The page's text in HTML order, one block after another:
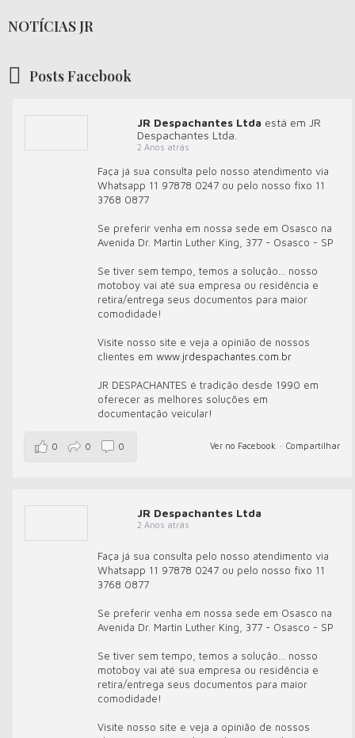
NOTÍCIAS JR
Posts Facebook
JR Despachantes Ltda está em JR
Despachantes Ltda.
2 Anos atrás
Faça já sua consulta pelo nosso atendimento via
Whatsapp 11 97878 0247 ou pelo nosso fixo 11
3768 0877
Se preferir venha em nossa sede em Osasco na
Avenida Dr. Martin Luther King, 377 - Osasco - SP
Se tiver sem tempo, temos a solução... nosso
motoboy vai até sua empresa ou residência e
retira/entrega seus documentos para maior
comodidade!
Visite nosso site e veja a opinião de nossos
clientes em www.jrdespachantes.com.br
JR DESPACHANTES é tradição desde 1990 em
oferecer as melhores soluções em
documentação veicular!
Ver no Facebook · Compartilhar
0 0 0
JR Despachantes Ltda
2 Anos atrás
Faça já sua consulta pelo nosso atendimento via
Whatsapp 11 97878 0247 ou pelo nosso fixo 11
3768 0877
Se preferir venha em nossa sede em Osasco na
Avenida Dr. Martin Luther King, 377 - Osasco - SP
Se tiver sem tempo, temos a solução... nosso
motoboy vai até sua empresa ou residência e
retira/entrega seus documentos para maior
comodidade!
Visite nosso site e veja a opinião de nossos